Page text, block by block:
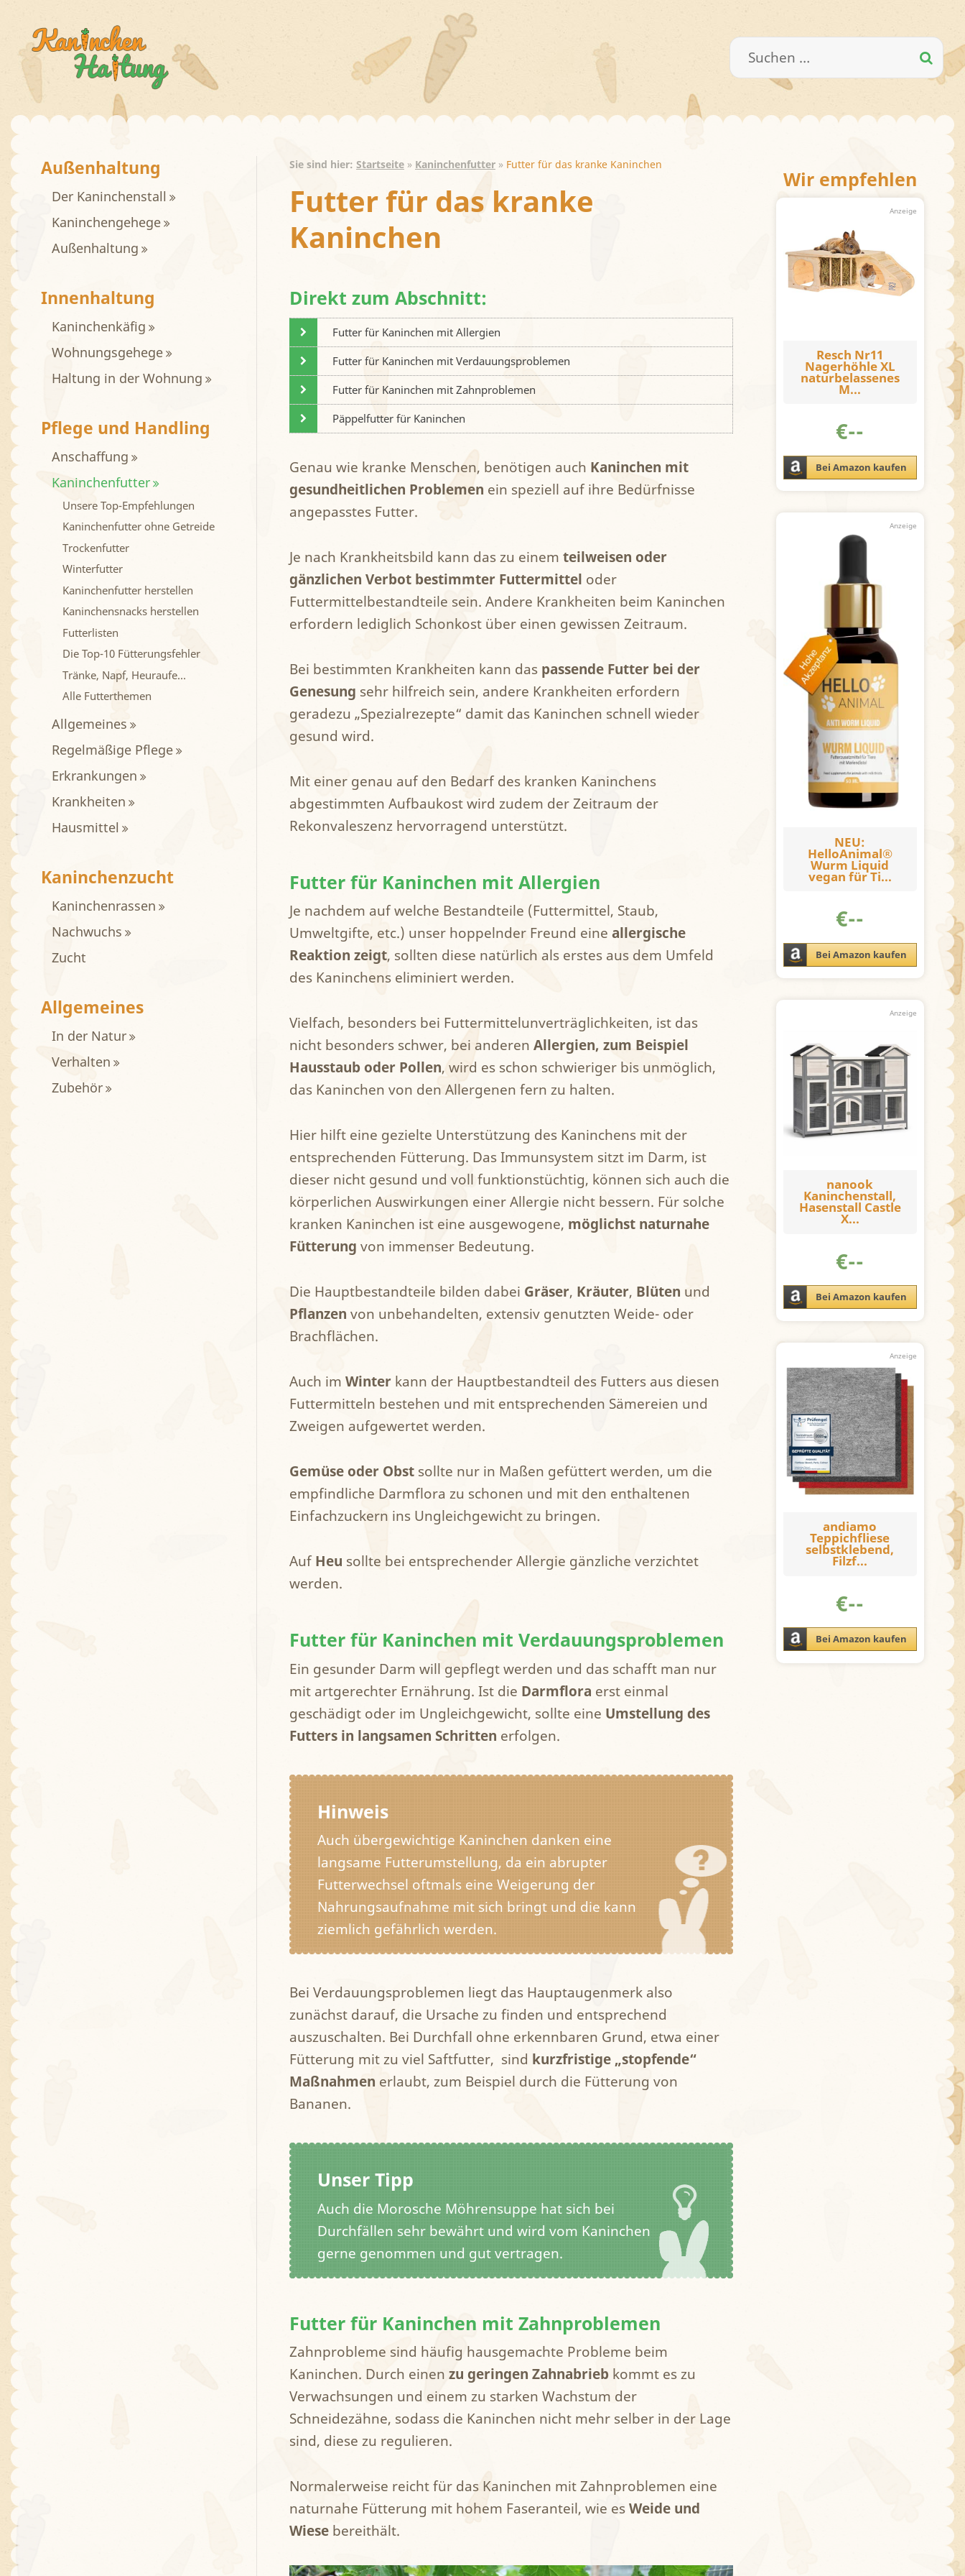
Suchen
nach:
Außenhaltung
Der Kaninchenstall
Kaninchengehege
Außenhaltung
Innenhaltung
Kaninchenkäfig
Wohnungsgehege
Haltung in der Wohnung
Pflege und Handling
Anschaffung
Kaninchenfutter
Unsere Top-Empfehlungen
Kaninchenfutter ohne Getreide
Trockenfutter
Winterfutter
Kaninchenfutter herstellen
Kaninchensnacks herstellen
Futterlisten
Die Top-10 Fütterungsfehler
Tränke, Napf, Heuraufe…
Alle Futterthemen
Allgemeines
Regelmäßige Pflege
Erkrankungen
Krankheiten
Hausmittel
Kaninchenzucht
Kaninchenrassen
Nachwuchs
Zucht
Allgemeines
In der Natur
Verhalten
Zubehör
Sie sind hier: Startseite » Kaninchenfutter » Futter für das kranke Kaninchen
Futter für das kranke
Kaninchen
Direkt zum Abschnitt:
Futter für Kaninchen mit Allergien
Futter für Kaninchen mit Verdauungsproblemen
Futter für Kaninchen mit Zahnproblemen
Päppelfutter für Kaninchen
Genau wie kranke Menschen, benötigen auch Kaninchen mit
gesundheitlichen Problemen ein speziell auf ihre Bedürfnisse
angepasstes Futter.
Je nach Krankheitsbild kann das zu einem teilweisen oder
gänzlichen Verbot bestimmter Futtermittel oder
Futtermittelbestandteile sein. Andere Krankheiten beim Kaninchen
erfordern lediglich Schonkost über einen gewissen Zeitraum.
Bei bestimmten Krankheiten kann das passende Futter bei der
Genesung sehr hilfreich sein, andere Krankheiten erfordern
geradezu „Spezialrezepte“ damit das Kaninchen schnell wieder
gesund wird.
Mit einer genau auf den Bedarf des kranken Kaninchens
abgestimmten Aufbaukost wird zudem der Zeitraum der
Rekonvaleszenz hervorragend unterstützt.
Futter für Kaninchen mit Allergien
Je nachdem auf welche Bestandteile (Futtermittel, Staub,
Umweltgifte, etc.) unser hoppelnder Freund eine allergische
Reaktion zeigt, sollten diese natürlich als erstes aus dem Umfeld
des Kaninchens eliminiert werden.
Vielfach, besonders bei Futtermittelunverträglichkeiten, ist das
nicht besonders schwer, bei anderen Allergien, zum Beispiel
Hausstaub oder Pollen, wird es schon schwieriger bis unmöglich,
das Kaninchen von den Allergenen fern zu halten.
Hier hilft eine gezielte Unterstützung des Kaninchens mit der
entsprechenden Fütterung. Das Immunsystem sitzt im Darm, ist
dieser nicht gesund und voll funktionstüchtig, können sich auch die
körperlichen Auswirkungen einer Allergie nicht bessern. Für solche
kranken Kaninchen ist eine ausgewogene, möglichst naturnahe
Fütterung von immenser Bedeutung.
Die Hauptbestandteile bilden dabei Gräser, Kräuter, Blüten und
Pflanzen von unbehandelten, extensiv genutzten Weide- oder
Brachflächen.
Auch im Winter kann der Hauptbestandteil des Futters aus diesen
Futtermitteln bestehen und mit entsprechenden Sämereien und
Zweigen aufgewertet werden.
Gemüse oder Obst sollte nur in Maßen gefüttert werden, um die
empfindliche Darmflora zu schonen und mit den enthaltenen
Einfachzuckern ins Ungleichgewicht zu bringen.
AufHeu sollte bei entsprechender Allergie gänzliche verzichtet
werden.
Futter für Kaninchen mit Verdauungsproblemen
Ein gesunder Darm will gepflegt werden und das schafft man nur
mit artgerechter Ernährung. Ist die Darmflora erst einmal
geschädigt oder im Ungleichgewicht, sollte eine Umstellung des
Futters in langsamen Schritten erfolgen.
Hinweis
Auch übergewichtige Kaninchen danken eine
langsame Futterumstellung, da ein abrupter
Futterwechsel oftmals eine Weigerung der
Nahrungsaufnahme mit sich bringt und die kann
ziemlich gefährlich werden.
Bei Verdauungsproblemen liegt das Hauptaugenmerk also
zunächst darauf, die Ursache zu finden und entsprechend
auszuschalten. Bei Durchfall ohne erkennbaren Grund, etwa einer
Fütterung mit zu viel Saftfutter, sind kurzfristige „stopfende“
Maßnahmen erlaubt, zum Beispiel durch die Fütterung von
Bananen.
Unser Tipp
Auch die Morosche Möhrensuppe hat sich bei
Durchfällen sehr bewährt und wird vom Kaninchen
gerne genommen und gut vertragen.
Futter für Kaninchen mit Zahnproblemen
Zahnprobleme sind häufig hausgemachte Probleme beim
Kaninchen. Durch einen zu geringen Zahnabrieb kommt es zu
Verwachsungen und einem zu starken Wachstum der
Schneidezähne, sodass die Kaninchen nicht mehr selber in der Lage
sind, diese zu regulieren.
Normalerweise reicht für das Kaninchen mit Zahnproblemen eine
naturnahe Fütterung mit hohem Faseranteil, wie esWeide und
Wiese bereithält.
Wir empfehlen
Resch Nr11
Nagerhöhle XL
naturbelassenes
M...
€--
Bei Amazon kaufen
NEU:
HelloAnimal®
Wurm Liquid
vegan für Ti...
€--
Bei Amazon kaufen
nanook
Kaninchenstall,
Hasenstall Castle
X...
€--
Bei Amazon kaufen
andiamo
Teppichfliese
selbstklebend,
Filzf...
€--
Bei Amazon kaufen